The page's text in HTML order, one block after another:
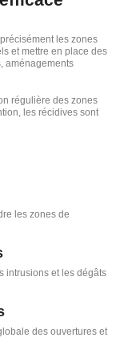
les zones
et mettre en place des
aménagements
régulière des zones
les récidives sont
les zones de
intrusions et les dégâts
des ouvertures et